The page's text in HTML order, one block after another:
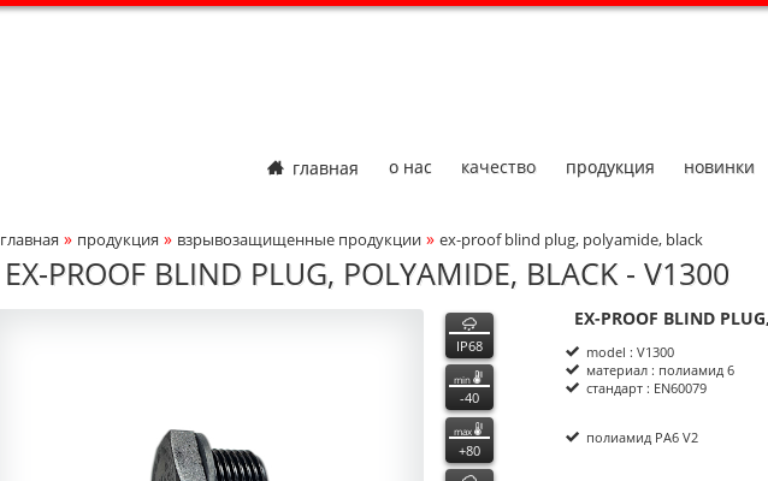
главная о нас качество продукция новинки
Breadcrumbs Navigation
главная » продукция » взрывозащищенные продукции » ex-proof blind plug, polyamide, black
EX-PROOF BLIND PLUG, POLYAMIDE, BLACK - V1300
V1300
V1300 функции
IP68
min
-40
max
+80
Product Informations
EX-PROOF BLIND
model : V1300
материал : полиамид 6
стандарт : EN60079
полиамид PA6 V2